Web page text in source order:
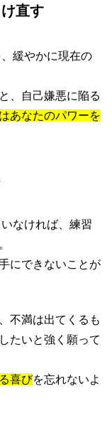
直す
緩やかに現在の
、自己嫌悪に陥る
あなたのパワーを
なければ、練習
にできないことが
不満は出てくるも
たいと強く願って
喜びを忘れないよ